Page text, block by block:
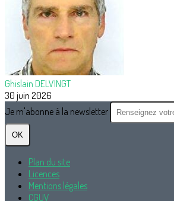
Ghislain DELVINGT
30 juin 2026
Je m'abonne à la newsletter
OK
Plan du site
Licences
Mentions légales
CGUV